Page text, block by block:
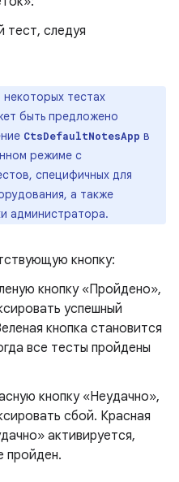
тест, следуя
некоторых тестах
быть предложено
CtsDefaultNotesApp в
режиме с
специфичных для
а также
администратора.
кнопку:
кнопку «Пройдено»,
успешный
кнопка становится
все тесты пройдены
кнопку «Неудачно»,
сбой. Красная
активируется,
пройден.